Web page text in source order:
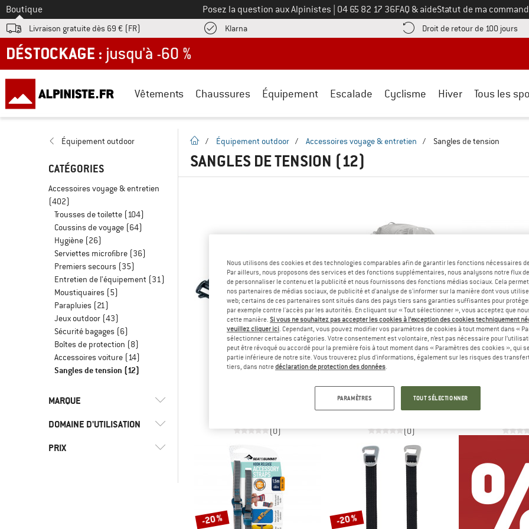
Vers le
Boutique Posez la question aux Alpinistes Appelez-nous au
04 65 82 17 36FAQ & aideStatut de ma
Livraison gratuite dès 69 € (FR) KlarnaTrouve les informations de paiement ici ! Ouvre une boîte d'information
Droit de retour de 100 jours
DÉSTOCKAGE : jusqu'à -60 %
Vêtements Chaussures Équipement Escalade Cyclisme Hiver Tous les
Équipement outdoor
CATÉGORIES
Accessoires voyage & entretien
(402)
Trousses de toilette (104)
Coussins de voyage (64)
Hygiène (26)
Serviettes microfibre (36)
Premiers secours (35)
Entretien de l'équipement (31)
Moustiquaires (5)
Parapluies (21)
Jeux outdoor (43)
Sécurité bagages (6)
Boîtes de protection (8)
Accessoires voiture (14)
Sangles de tension (12)
MARQUE
DOMAINE D'UTILISATION
PRIX
Page d'accueil
/ Équipement outdoor / Accessoires voyage & entretien / Sangles de tension
SANGLES DE TENSION (12)
(0)
Modular Gear Strap
Sangle porte-matériel
(0)
-20 % -20 %
Nous utilisons des cookies et des technologies comparables afin de garantir les fonctions nécessaires
Par ailleurs, nous proposons des services et des fonctions supplémentaires, nous analysons notre flux
de personnaliser le contenu et la publicité et nous fournissons des fonctions médias sociaux. Cela
nos partenaires de médias sociaux, de publicité et d'analyse de s'informer sur la manière dont vous
web; certains de ces partenaires sont situés dans des pays tiers sans garanties suffisantes pour
par exemple contre l'accès par les autorités. En cliquant sur « Tout sélectionner », vous acceptez que
cette manière. Si vous ne souhaitez pas accepter les cookies à l’exception des cookies techniquement
veuillez cliquer ici . Cependant, vous pouvez modifier vos paramètres de cookies à tout moment dans «
sélectionner certaines catégories. Votre consentement est volontaire, n’est pas nécessaire pour
peut être révoqué ou accordé pour la première fois à tout moment dans « Paramètres des cookies », qui
partie inférieure de notre site. Vous trouverez plus d'informations, également sur les risques des
tiers, dans notredéclaration de protection des données
PARAMÈTRES TOUT SÉLECTIONNER